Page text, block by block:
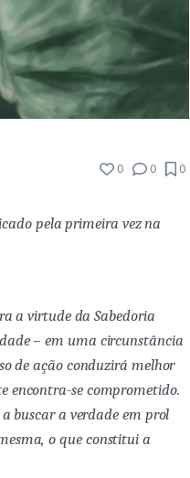
0 0 0
pela primeira vez na
a virtude da Sabedoria
– em uma circunstância
de ação conduzirá melhor
encontra-se comprometido.
buscar a verdade em prol
o que constitui a